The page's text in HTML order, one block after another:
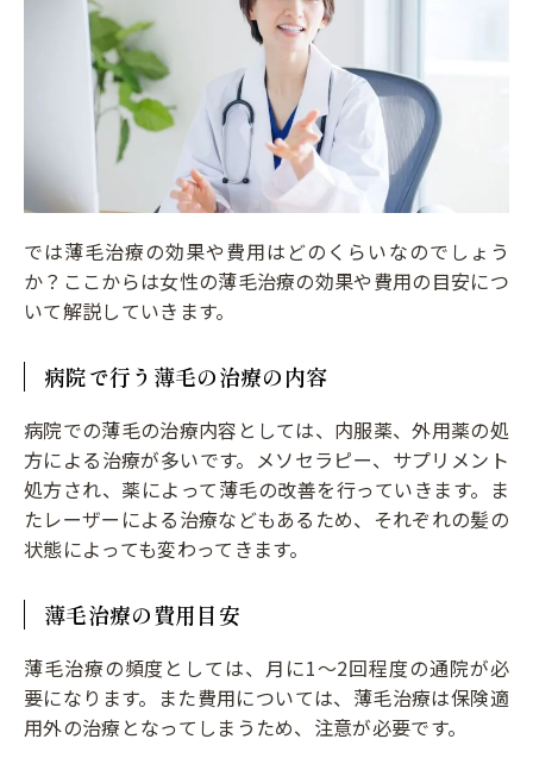
では薄毛治療の効果や費用はどのくらいなのでしょう
か？ここからは女性の薄毛治療の効果や費用の目安につ
いて解説していきます。
病院で行う薄毛の治療の内容
病院での薄毛の治療内容としては、内服薬、外用薬の処
方による治療が多いです。メソセラピー、サプリメント
処方され、薬によって薄毛の改善を行っていきます。ま
たレーザーによる治療などもあるため、それぞれの髪の
状態によっても変わってきます。
薄毛治療の費用目安
薄毛治療の頻度としては、月に1〜2回程度の通院が必
要になります。また費用については、薄毛治療は保険適
用外の治療となってしまうため、注意が必要です。